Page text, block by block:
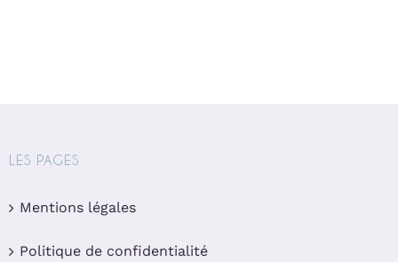
LES PAGES
Mentions légales
Politique de confidentialité